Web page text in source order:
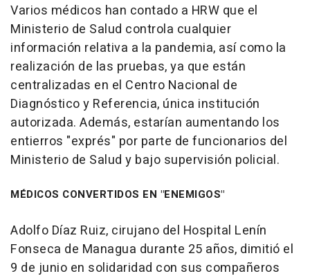
Varios médicos han contado a HRW que el
Ministerio de Salud controla cualquier
información relativa a la pandemia, así como la
realización de las pruebas, ya que están
centralizadas en el Centro Nacional de
Diagnóstico y Referencia, única institución
autorizada. Además, estarían aumentando los
entierros "exprés" por parte de funcionarios del
Ministerio de Salud y bajo supervisión policial.
MÉDICOS CONVERTIDOS EN "ENEMIGOS"
Adolfo Díaz Ruiz, cirujano del Hospital Lenín
Fonseca de Managua durante 25 años, dimitió el
9 de junio en solidaridad con sus compañeros